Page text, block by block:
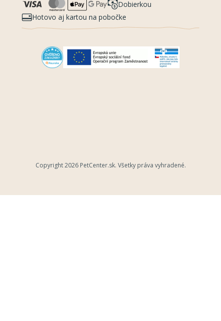
Dobierkou
Hotovo aj kartou na pobočke
Copyright 2026 PetCenter.sk. Všetky práva vyhradené.